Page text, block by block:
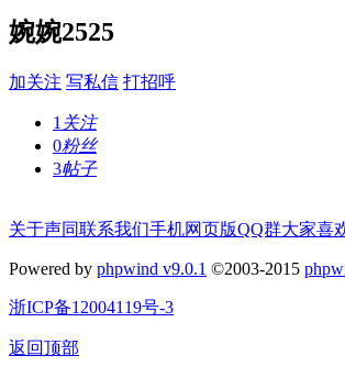
婉婉2525
加关注 写私信 打招呼
1 关注
0粉丝
3帖子
关于声同联系我们手机网页版QQ群大家喜
Powered by phpwind v9.0.1 ©2003-2015
浙ICP备12004119号-3
返回顶部